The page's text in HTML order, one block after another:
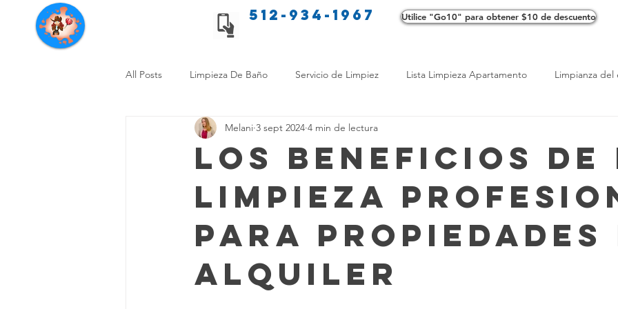
Servicios de limpieza de Texas 512-934-1967 Utilice "Go10" para obtener $10 de descuento
All Posts Limpieza De Baño Servicio de Limpiez Lista Limpieza Apartamento Limpianza
Consejos de limpieza para mascotas Consejos de limpieza ecológica
Limpieza Sin Alergias Beneficios de Profesionales LimpiezaTransformadora Limpieza
Comparación Limpieza Hogar Opciones de limpieza Diferencias en Limpieza Truco de
Los Beneficios de
Limpieza
para Propiedades
Alquiler
Melani 3 sept 2024 4 min de lectura